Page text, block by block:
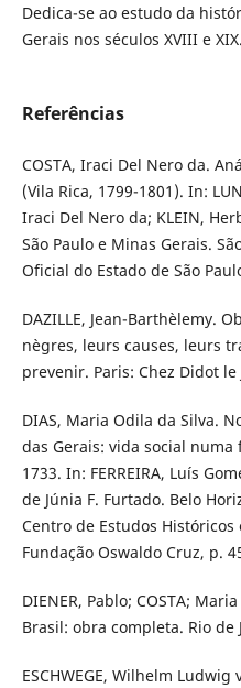
Dedica-se ao estudo da
Gerais nos séculos XVIII e XIX.
Referências
COSTA, Iraci Del Nero da.
(Vila Rica, 1799-1801). In:
Iraci Del Nero da; KLEIN,
São Paulo e Minas Gerais.
Oficial do Estado de São
DAZILLE, Jean-Barthèlemy.
nègres, leurs causes, leurs
prevenir. Paris: Chez Didot
DIAS, Maria Odila da Silva.
das Gerais: vida social
1733. In: FERREIRA, Luís
de Júnia F. Furtado. Belo
Centro de Estudos Históricos
Fundação Oswaldo Cruz, p.
DIENER, Pablo; COSTA;
Brasil: obra completa. Rio de
ESCHWEGE, Wilhelm